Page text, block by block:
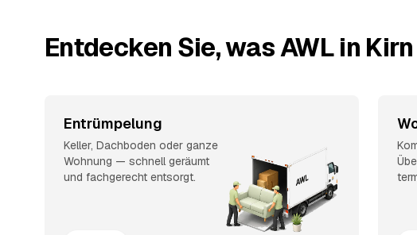
Entdecken Sie, was AWL in
Entrümpelung
Keller, Dachboden oder ganze
Wohnung — schnell geräumt
und fachgerecht entsorgt.